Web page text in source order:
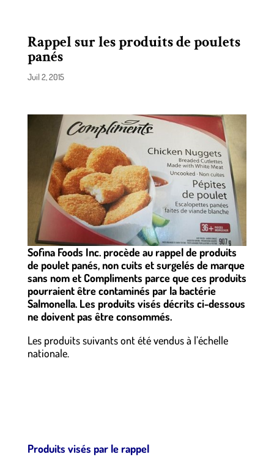
Rappel sur les produits de poulets
panés
Juil 2, 2015
Sofina Foods Inc. procède au rappel de produits
de poulet panés, non cuits et surgelés de marque
sans nom et Compliments parce que ces produits
pourraient être contaminés par la bactérie
Salmonella. Les produits visés décrits ci-dessous
ne doivent pas être consommés.
Les produits suivants ont été vendus à l’échelle
nationale.
Produits visés par le rappel